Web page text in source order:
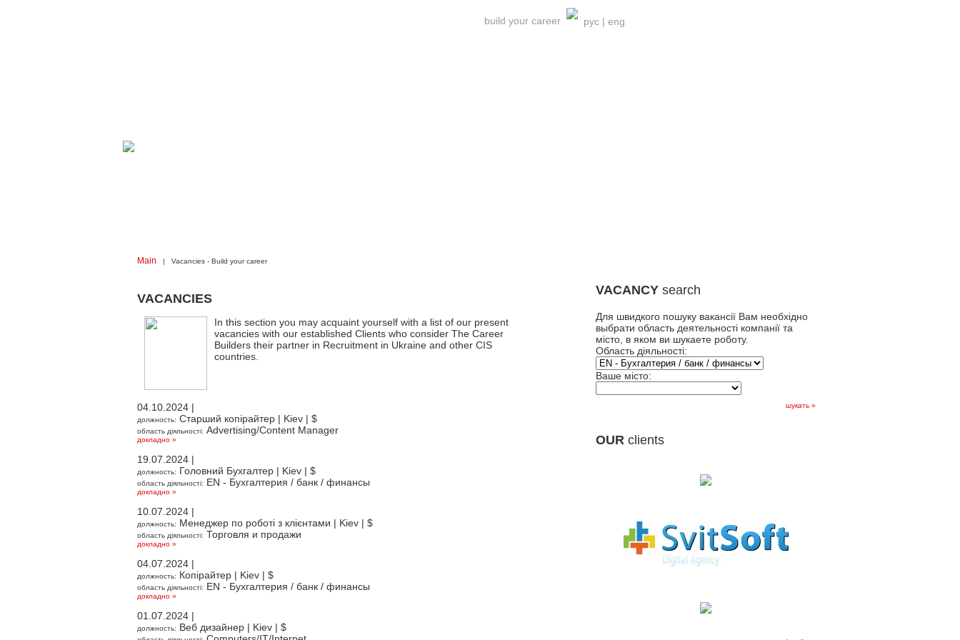
build your career рус | eng
Main | Vacancies - Build your career
VACANCIES
In this section you may acquaint yourself with a list of our present
vacancies with our established Clients who consider The Career
Builders their partner in Recruitment in Ukraine and other CIS
countries.
04.10.2024 |
должность: Старший копірайтер | Kiev | $
область діяльності: Advertising/Content Manager
докладно »
19.07.2024 |
должность: Головний Бухгалтер | Kiev | $
область діяльності: EN - Бухгалтерия / банк / финансы
докладно »
10.07.2024 |
должность: Менеджер по роботі з клієнтами | Kiev | $
область діяльності: Торговля и продажи
докладно »
04.07.2024 |
должность: Копірайтер | Kiev | $
область діяльності: EN - Бухгалтерия / банк / финансы
докладно »
01.07.2024 |
должность: Веб дизайнер | Kiev | $
VACANCY search
Для швидкого пошуку вакансії Вам необхідно
выбрати область деятельності компанії та
місто, в яком ви шукаете роботу.
Область діяльності:
Ваше місто:
шукать »
OUR clients